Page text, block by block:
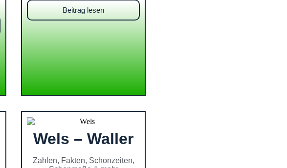
Beitrag lesen
Wels – Waller
Zahlen, Fakten, Schonzeiten,